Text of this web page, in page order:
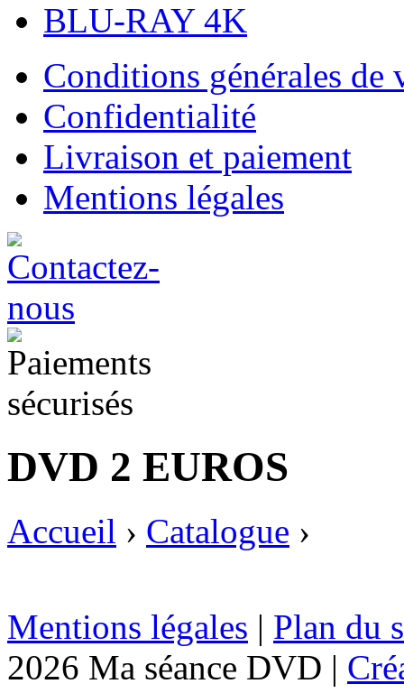
BLU-RAY 4K
Conditions générales de
Confidentialité
Livraison et paiement
Mentions légales
DVD 2 EUROS
Accueil › Catalogue ›
Mentions légales | Plan du
2026 Ma séance DVD |